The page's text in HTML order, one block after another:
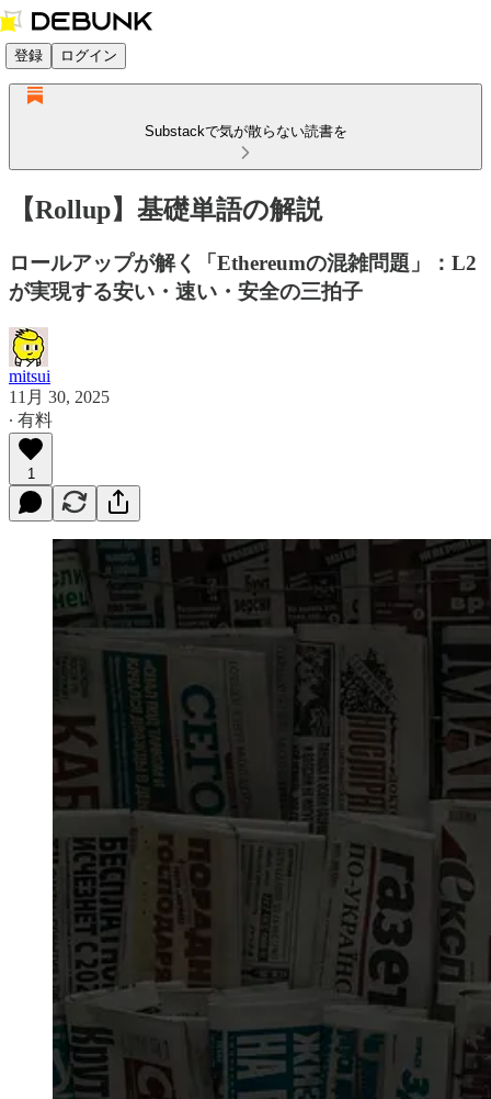
登録 ログイン
Substackで気が散らない読書を
【Rollup】基礎単語の解説
ロールアップが解く「Ethereumの混雑問題」：L2
が実現する安い・速い・安全の三拍子
mitsui
11月 30, 2025
∙ 有料
1